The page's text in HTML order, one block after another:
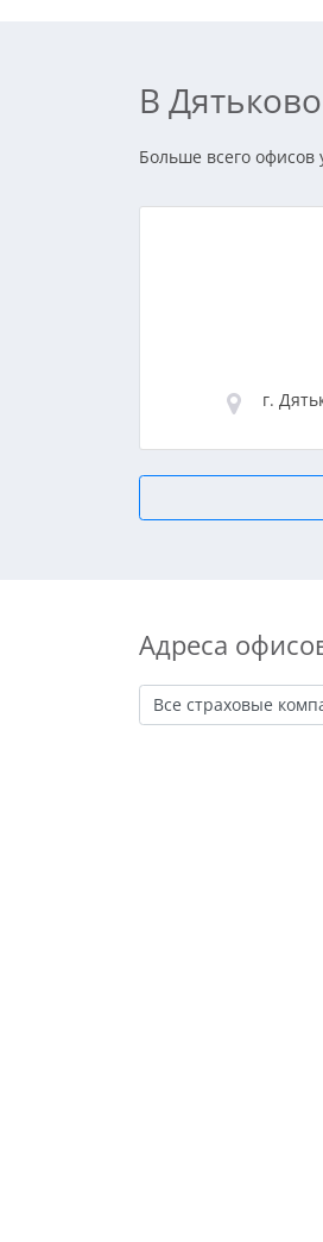
В
Больше всего офисов
г.
Адреса